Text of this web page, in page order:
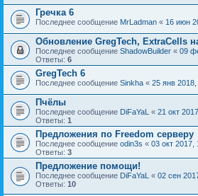
Гречка 6
Последнее сообщение MrLadman « 16 июн
Обновление GregTech, ExtraCells
Последнее сообщение ShadowBuilder « 09
Ответы: 6
GregTech 6
Последнее сообщение Sinkha « 25 янв
Пчёлы
Последнее сообщение DiFaYaL « 21 окт
Ответы: 1
Предложения по Freedom серверу
Последнее сообщение odin3s « 03 окт 2017,
Ответы: 3
Предложение помощи!
Последнее сообщение DiFaYaL « 02 сен
Ответы: 10